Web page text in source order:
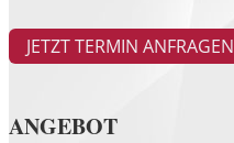
JETZT TERMIN ANFRAGEN
ANGEBOT